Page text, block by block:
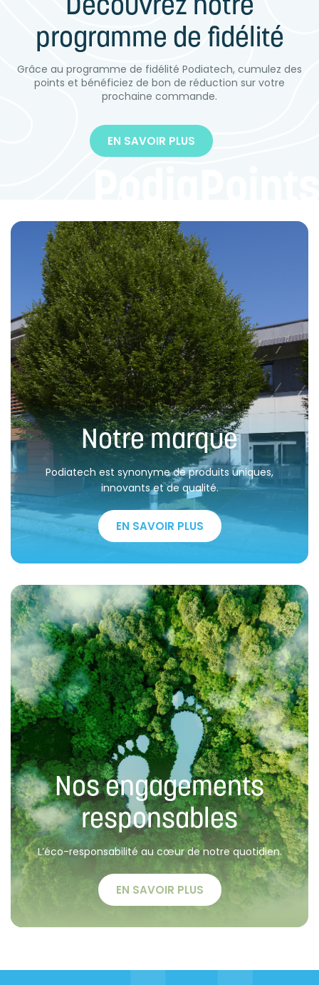
ACHAT RAPIDE
BOITES D'EMPREINTES PODI-PRINT™ utilisées pour la...
ACHAT RAPIDE + DE DÉTAILS
Découvrez notre
programme de fidélité
Grâce au programme de fidélité Podiatech, cumulez des
points et bénéficiez de bon de réduction sur votre
prochaine commande.
EN SAVOIR PLUS
Notre marque
Podiatech est synonyme de produits uniques,
innovants et de qualité.
EN SAVOIR PLUS
Nos engagements
responsables
L’éco-responsabilité au cœur de notre quotidien.
EN SAVOIR PLUS